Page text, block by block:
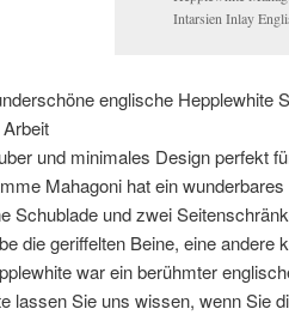
Intarsien Inlay
englische Hepplewhite
und minimales Design perfekt
Mahagoni hat ein
Schublade und zwei
die geriffelten Beine, eine andere
war ein berühmter
lassen Sie uns wissen, wenn Sie